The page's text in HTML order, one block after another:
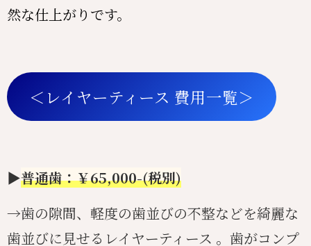
然な仕上がりです。
＜レイヤーティース 費用一覧＞
▶︎普通歯：￥65,000-(税別)
→歯の隙間、軽度の歯並びの不整などを綺麗な
歯並びに見せるレイヤーティース 。歯がコンプ